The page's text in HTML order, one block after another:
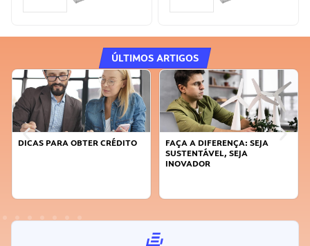
ÚLTIMOS ARTIGOS
DICAS PARA OBTER CRÉDITO
FAÇA A DIFERENÇA: SEJA
SUSTENTÁVEL, SEJA
INOVADOR